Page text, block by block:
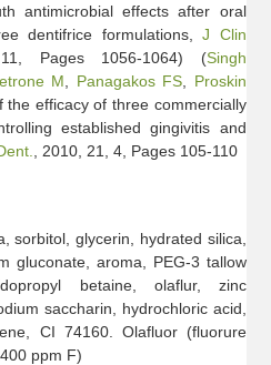
antimicrobial effects after oral
dentifrice formulations,J Clin
Pages 1056-1064) (Singh
M, Panagakos FS, Proskin
the efficacy of three commercially
established gingivitis and
, 2010, 21, 4, Pages 105-110
sorbitol, glycerin, hydrated silica,
gluconate, aroma, PEG-3 tallow
betaine, olaflur, zinc
saccharin, hydrochloric acid,
CI 74160. Olafluor (fluorure
ppm F)